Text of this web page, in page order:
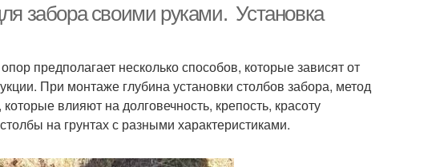
забора своими руками. Установка
предполагает несколько способов, которые зависят от
При монтаже глубина установки столбов забора, метод
влияют на долговечность, крепость, красоту
на грунтах с разными характеристиками.